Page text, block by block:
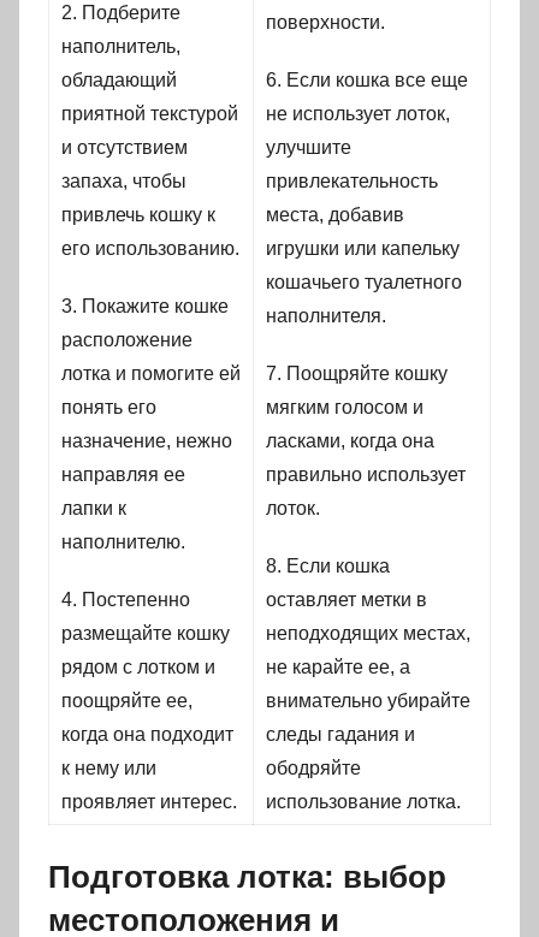
2. Подберите
наполнитель,
обладающий
приятной текстурой
и отсутствием
запаха, чтобы
привлечь кошку к
его использованию.
3. Покажите кошке
расположение
лотка и помогите ей
понять его
назначение, нежно
направляя ее
лапки к
наполнителю.
4. Постепенно
размещайте кошку
рядом с лотком и
поощряйте ее,
когда она подходит
к нему или
проявляет интерес.
поверхности.
6. Если кошка все еще
не использует лоток,
улучшите
привлекательность
места, добавив
игрушки или капельку
кошачьего туалетного
наполнителя.
7. Поощряйте кошку
мягким голосом и
ласками, когда она
правильно использует
лоток.
8. Если кошка
оставляет метки в
неподходящих местах,
не карайте ее, а
внимательно убирайте
следы гадания и
ободряйте
использование лотка.
Подготовка лотка: выбор
местоположения и